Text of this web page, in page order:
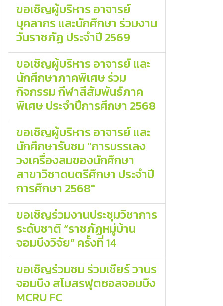
ขอเชิญผู้บริหาร อาจารย์
บุคลากร และนักศึกษา ร่วมงาน
วันราชภัฏ ประจำปี 2569
ขอเชิญผู้บริหาร อาจารย์ และ
นักศึกษาภาคพิเศษ ร่วม
กิจกรรม กีฬาสีสัมพันธ์ภาค
พิเศษ ประจำปีการศึกษา 2568
ขอเชิญผู้บริหาร อาจารย์ และ
นักศึกษารับชม "การบรรเลง
วงเครื่องลมของนักศึกษา
สาขาวิชาดนตรีศึกษา ประจำปี
การศึกษา 2568"
ขอเชิญร่วมงานประชุมวิชาการ
ระดับชาติ “ราชภัฏหมู่บ้าน
จอมบึงวิจัย” ครั้งที่ 14
ขอเชิญร่วมชม ร่วมเชียร์ วานร
จอมบึง สโมสรฟุตซอลจอมบึง
MCRU FC